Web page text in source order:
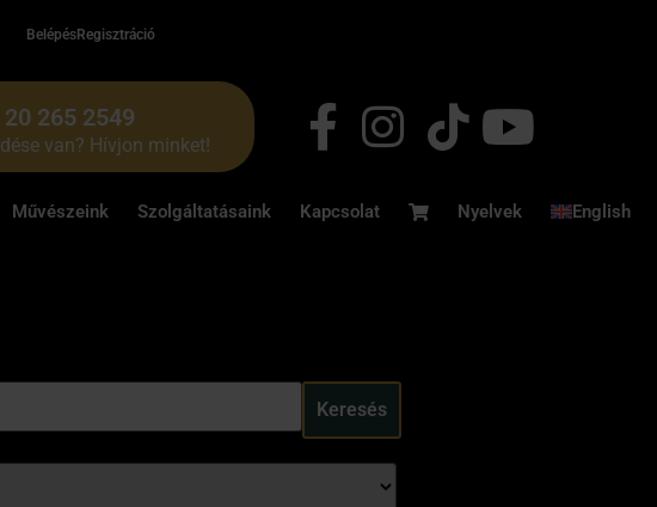
BelépésRegisztráció
265 2549
van? Hívjon minket!
Művészeink Szolgáltatásaink Kapcsolat Nyelvek English
Keresés